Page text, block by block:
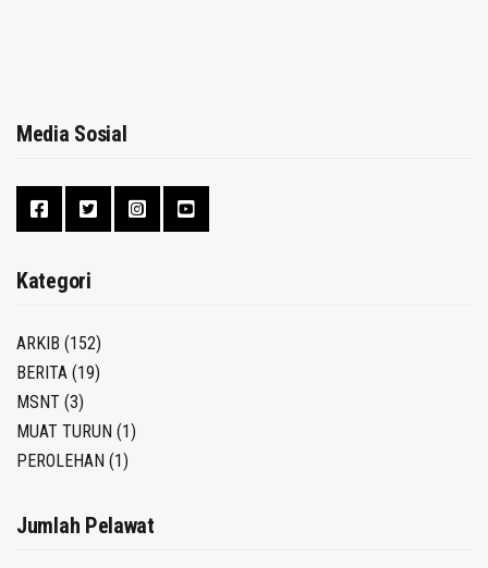
Media Sosial
Kategori
ARKIB (152)
BERITA (19)
MSNT (3)
MUAT TURUN (1)
PEROLEHAN (1)
Jumlah Pelawat